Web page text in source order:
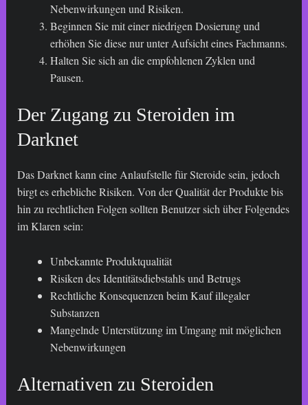
Nebenwirkungen und Risiken.
Beginnen Sie mit einer niedrigen Dosierung und
erhöhen Sie diese nur unter Aufsicht eines Fachmanns.
Halten Sie sich an die empfohlenen Zyklen und
Pausen.
Der Zugang zu Steroiden im
Darknet
Das Darknet kann eine Anlaufstelle für Steroide sein, jedoch
birgt es erhebliche Risiken. Von der Qualität der Produkte bis
hin zu rechtlichen Folgen sollten Benutzer sich über Folgendes
im Klaren sein:
Unbekannte Produktqualität
Risiken des Identitätsdiebstahls und Betrugs
Rechtliche Konsequenzen beim Kauf illegaler
Substanzen
Mangelnde Unterstützung im Umgang mit möglichen
Nebenwirkungen
Alternativen zu Steroiden